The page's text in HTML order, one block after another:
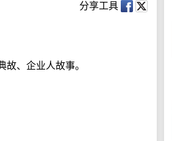
h
分享工具
故、企业人故事。